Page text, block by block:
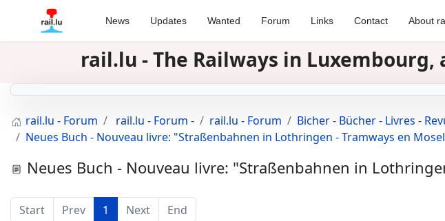
News Updates Wanted Forum Links Contact About
rail.lu - The Railways in Luxembourg,
rail.lu - Forum rail.lu - Forum - rail.lu - Forum
Bicher - Bücher - Livres -
Neues Buch - Nouveau livre: "Straßenbahnen in Lothringen - Tramways en
Neues Buch - Nouveau livre: "Straßenbahnen in
Start Prev 1 Next End